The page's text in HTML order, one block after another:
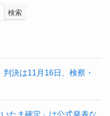
検索
決は11月16日、検察・
たま確定」は公式発表な